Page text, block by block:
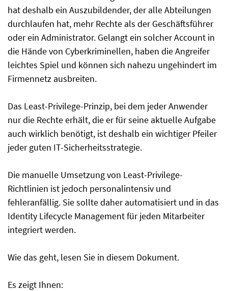
hat deshalb ein Auszubildender, der alle Abteilungen
durchlaufen hat, mehr Rechte als der Geschäftsführer
oder ein Administrator. Gelangt ein solcher Account in
die Hände von Cyberkriminellen, haben die Angreifer
leichtes Spiel und können sich nahezu ungehindert im
Firmennetz ausbreiten.
Das Least-Privilege-Prinzip, bei dem jeder Anwender
nur die Rechte erhält, die er für seine aktuelle Aufgabe
auch wirklich benötigt, ist deshalb ein wichtiger Pfeiler
jeder guten IT-Sicherheitsstrategie.
Die manuelle Umsetzung von Least-Privilege-
Richtlinien ist jedoch personalintensiv und
fehleranfällig. Sie sollte daher automatisiert und in das
Identity Lifecycle Management für jeden Mitarbeiter
integriert werden.
Wie das geht, lesen Sie in diesem Dokument.
Es zeigt Ihnen: